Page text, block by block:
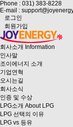
Phone : 031) 383-8228
E-mail :
로그인
회원가입
회사소개 Information
인사말
조이에너지 소개
기업연혁
오시는길
회사소식
인증 및 수상
LPG소개 About LPG
LPG 선택의 이유
LPG vs 등유